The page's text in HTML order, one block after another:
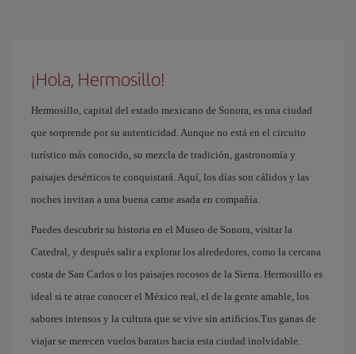
¡Hola, Hermosillo!
Hermosillo, capital del estado mexicano de Sonora, es una ciudad
que sorprende por su autenticidad. Aunque no está en el circuito
turístico más conocido, su mezcla de tradición, gastronomía y
paisajes desérticos te conquistará. Aquí, los días son cálidos y las
noches invitan a una buena carne asada en compañía.
Puedes descubrir su historia en el Museo de Sonora, visitar la
Catedral, y después salir a explorar los alrededores, como la cercana
costa de San Carlos o los paisajes rocosos de la Sierra. Hermosillo es
ideal si te atrae conocer el México real, el de la gente amable, los
sabores intensos y la cultura que se vive sin artificios.Tus ganas de
viajar se merecen vuelos baratos hacia esta ciudad inolvidable.